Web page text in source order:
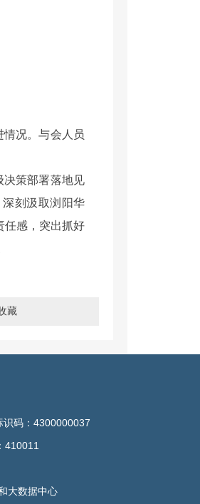
况。与会人员
决策部署落地见
刻汲取浏阳华
任感，突出抓好
藏
码：4300000037
410011
大数据中心